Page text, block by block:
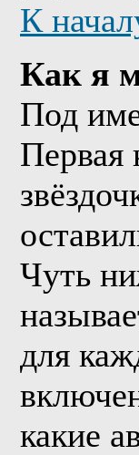
К
Как я
Под
Первая
Чуть
для
какие